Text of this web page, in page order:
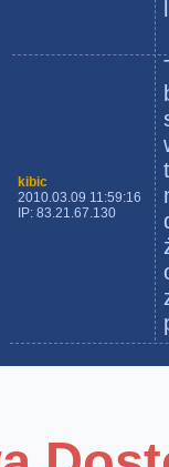
kibic
2010.03.09 11:59:16
IP: 83.21.67.130